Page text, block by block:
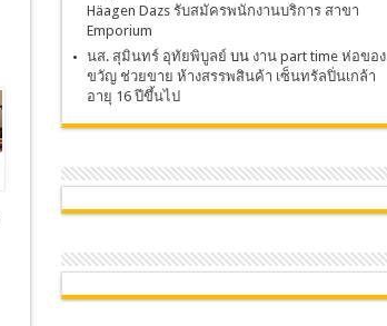
Häagen Dazs รับสมัครพนักงานบริการ สาขา
Emporium
นส. สุมินทร์ อุทัยพิบูลย์ บน งาน part time ห่อของ
ขวัญ ช่วยขาย ห้างสรรพสินค้า เซ็นทรัลปิ่นเกล้า
อายุ 16 ปีขึ้นไป